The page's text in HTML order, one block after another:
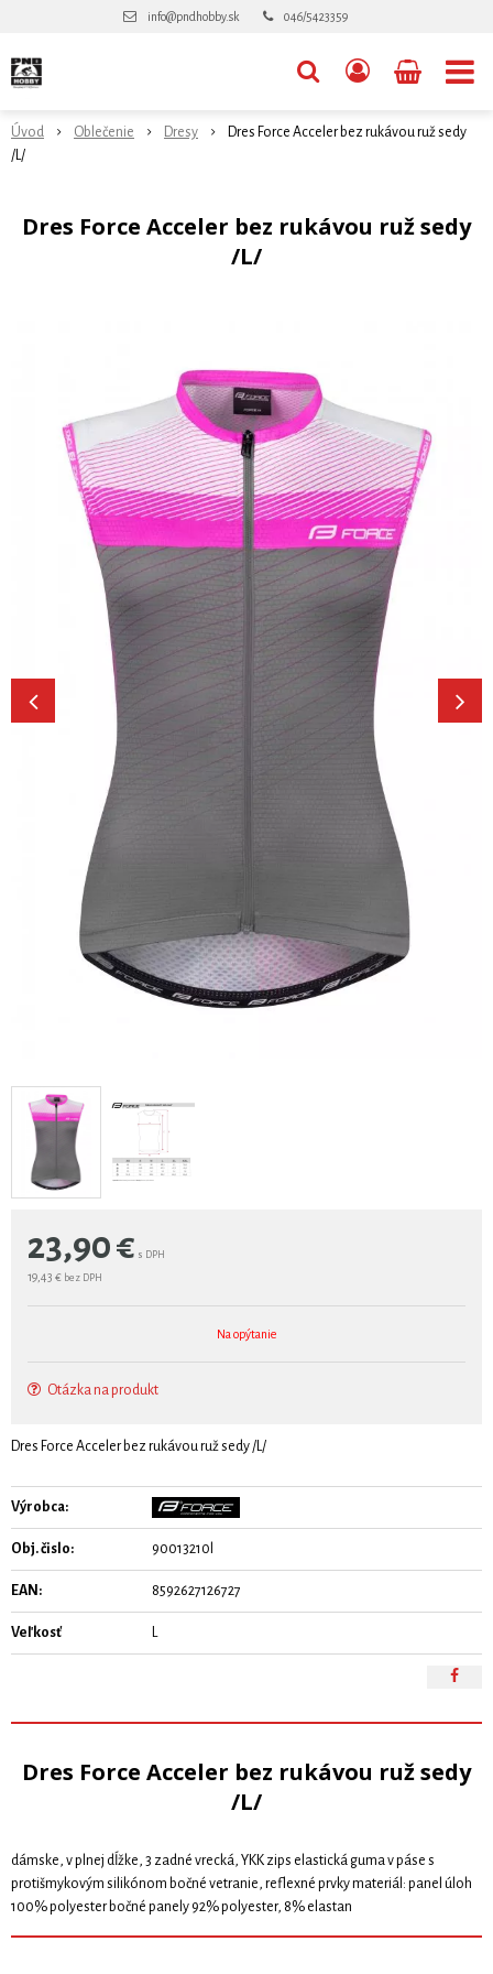
info@pndhobby.sk 046/5423359
Úvod Oblečenie Dresy
Dres Force Acceler bez rukávou ruž sedy
/L/
Dres Force Acceler bez rukávou ruž sedy
/L/
23,90€ s DPH
19,43 € bez DPH
Na opýtanie
Otázka na produkt
Dres Force Acceler bez rukávou ruž sedy /L/
Výrobca:
Obj. čislo: 90013210l
EAN: 8592627126727
Veľkosť L
Dres Force Acceler bez rukávou ruž sedy
/L/
dámske, v plnej dĺžke, 3 zadné vrecká, YKK zips elastická guma v páse s
protišmykovým silikónom bočné vetranie, reflexné prvky materiál: panel úloh
100% polyester bočné panely 92% polyester, 8% elastan